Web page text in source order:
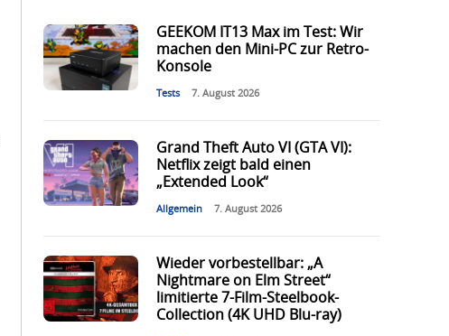
GEEKOM IT13 Max im Test: Wir
machen den Mini-PC zur Retro-
Konsole
Tests 7. August 2026
Grand Theft Auto VI (GTA VI):
Netflix zeigt bald einen
„Extended Look“
Allgemein 7. August 2026
Wieder vorbestellbar: „A
Nightmare on Elm Street“
limitierte 7-Film-Steelbook-
Collection (4K UHD Blu-ray)